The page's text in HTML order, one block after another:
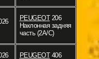
PEUGEOT206
Наклонная задняя
часть (2A/C)
PEUGEOT406